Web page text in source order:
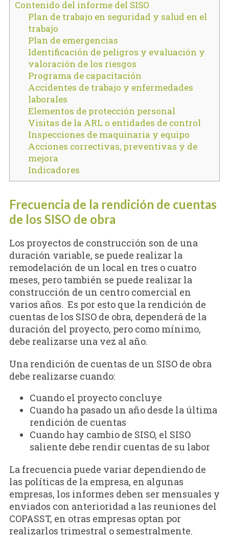
Contenido del informe del SISO
Plan de trabajo en seguridad y salud en el
trabajo
Plan de emergencias
Identificación de peligros y evaluación y
valoración de los riesgos
Programa de capacitación
Accidentes de trabajo y enfermedades
laborales
Elementos de protección personal
Visitas de la ARL o entidades de control
Inspecciones de maquinaria y equipo
Acciones correctivas, preventivas y de
mejora
Indicadores
Frecuencia de la rendición de cuentas
de los SISO de obra
Los proyectos de construcción son de una
duración variable, se puede realizar la
remodelación de un local en tres o cuatro
meses, pero también se puede realizar la
construcción de un centro comercial en
varios años. Es por esto que la rendición de
cuentas de los SISO de obra, dependerá de la
duración del proyecto, pero como mínimo,
debe realizarse una vez al año.
Una rendición de cuentas de un SISO de obra
debe realizarse cuando:
Cuando el proyecto concluye
Cuando ha pasado un año desde la última
rendición de cuentas
Cuando hay cambio de SISO, el SISO
saliente debe rendir cuentas de su labor
La frecuencia puede variar dependiendo de
las políticas de la empresa, en algunas
empresas, los informes deben ser mensuales y
enviados con anterioridad a las reuniones del
COPASST, en otras empresas optan por
realizarlos trimestral o semestralmente.